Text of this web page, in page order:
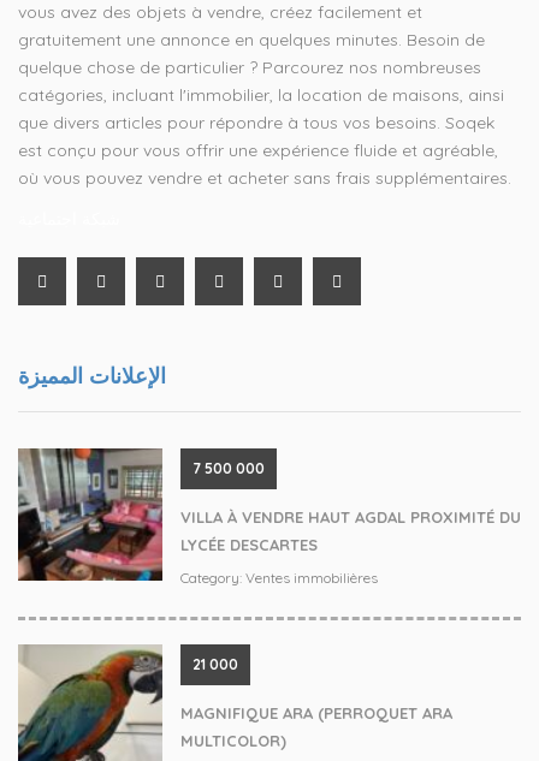
vous avez des objets à vendre, créez facilement et
gratuitement une annonce en quelques minutes. Besoin de
quelque chose de particulier ? Parcourez nos nombreuses
catégories, incluant l'immobilier, la location de maisons, ainsi
que divers articles pour répondre à tous vos besoins. Soqek
est conçu pour vous offrir une expérience fluide et agréable,
où vous pouvez vendre et acheter sans frais supplémentaires.
الإعلانات المميزة
‪7 500 000‬
VILLA À VENDRE HAUT AGDAL PROXIMITÉ DU
LYCÉE DESCARTES
Category: Ventes immobilières
21 000
MAGNIFIQUE ARA (PERROQUET ARA
MULTICOLOR)